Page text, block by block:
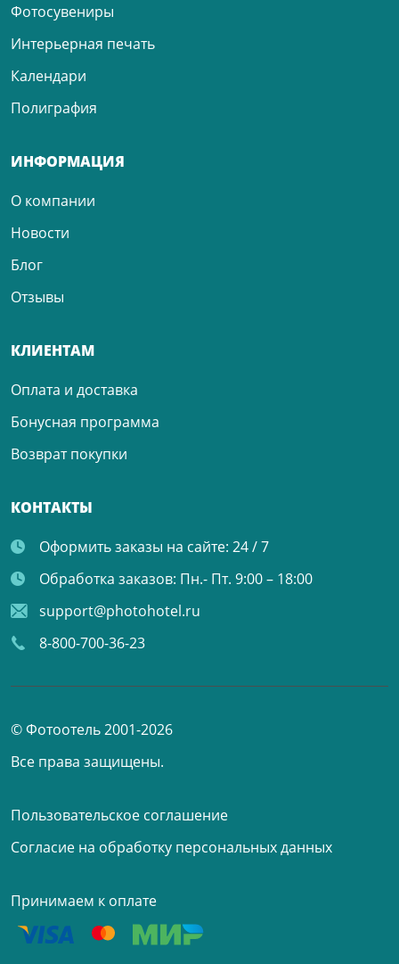
Фотосувениры
Интерьерная печать
Календари
Полиграфия
ИНФОРМАЦИЯ
О компании
Новости
Блог
Отзывы
КЛИЕНТАМ
Оплата и доставка
Бонусная программа
Возврат покупки
КОНТАКТЫ
Оформить заказы на сайте: 24 / 7
Обработка заказов: Пн.- Пт. 9:00 – 18:00
support@photohotel.ru
8-800-700-36-23
© Фотоотель 2001-2026
Все права защищены.
Пользовательское соглашение
Согласие на обработку персональных данных
Принимаем к оплате